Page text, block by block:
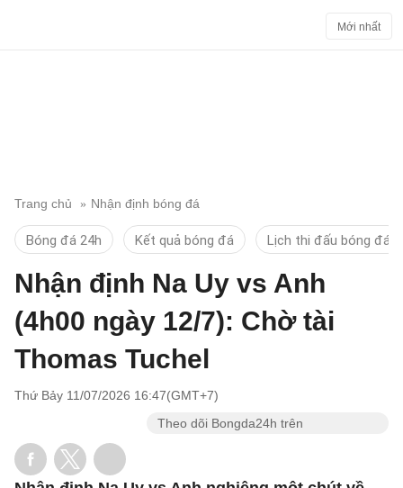
Mới nhất
Trang chủ Nhận định bóng đá
Bóng đá 24h Kết quả bóng đá Lịch thi đấu bóng đá
Nhận định Na Uy vs Anh
(4h00 ngày 12/7): Chờ tài
Thomas Tuchel
Thứ Bảy 11/07/2026 16:47(GMT+7)
Theo dõi Bongda24h trên